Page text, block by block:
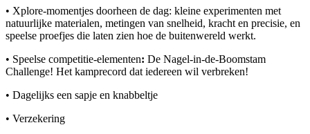
• Xplore-momentjes doorheen de dag: kleine experimenten met
natuurlijke materialen, metingen van snelheid, kracht en precisie, en
speelse proefjes die laten zien hoe de buitenwereld werkt.
• Speelse competitie-elementen: De Nagel-in-de-Boomstam
Challenge! Het kamprecord dat iedereen wil verbreken!
• Dagelijks een sapje en knabbeltje
• Verzekering